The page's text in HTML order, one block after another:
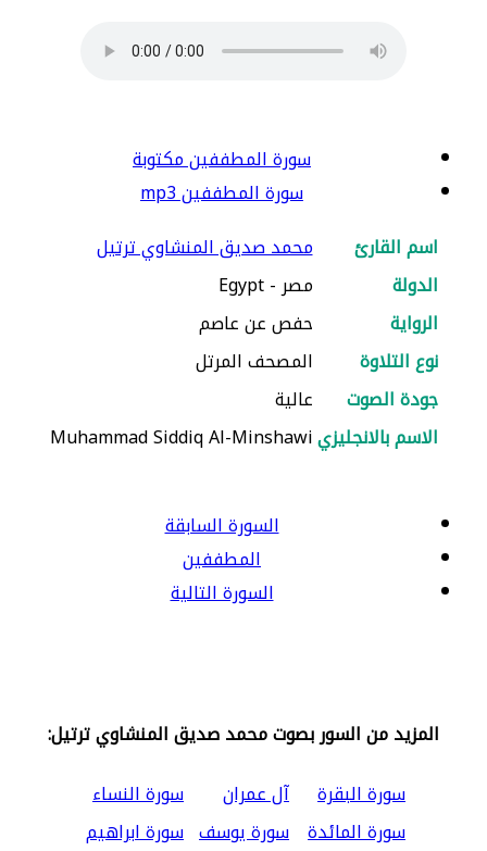
سورة المطففين مكتوبة
سورة المطففين mp3
اسم القارئ
محمد صديق المنشاوي ترتيل
الدولة
مصر - Egypt
الرواية
حفص عن عاصم
نوع التلاوة
المصحف المرتل
جودة الصوت
عالية
الاسم بالانجليزيMuhammad Siddiq Al-Minshawi
السورة السابقة
المطففين
السورة التالية
المزيد من السور بصوت محمد صديق المنشاوي ترتيل:
سورة البقرة
آل عمران
سورة النساء
سورة المائدة سورة يوسف سورة ابراهيم